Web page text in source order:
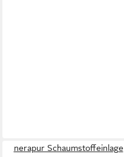
nerapur Schaumstoffeinlage